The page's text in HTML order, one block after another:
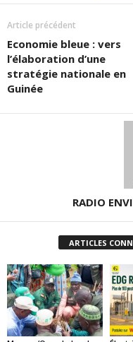
Article précédent
Economie bleue : vers
l’élaboration d’une
stratégie nationale en
Guinée
RADIO
ARTICLES